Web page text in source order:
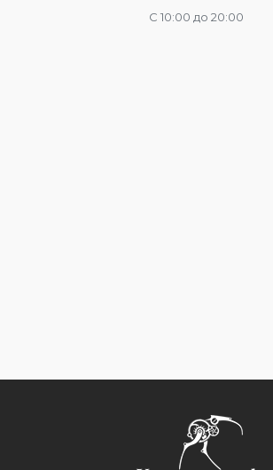
С 10:00 до 20:00